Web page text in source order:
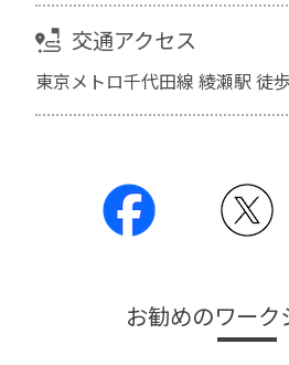
交通アクセス
東京メトロ千代田線 綾瀬駅 徒
お勧めのワーク